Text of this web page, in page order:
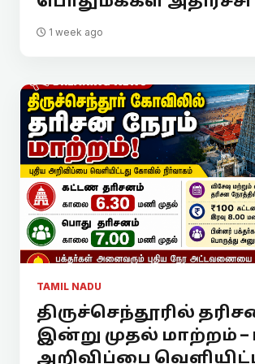
1 week ago
TAMIL NADU
திருச்செந்தூரில்
இன்று முதல் மாற்றம் –
அறிவிப்பை